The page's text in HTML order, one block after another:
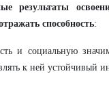
результаты
способность:
и социальную
к ней устойчивый